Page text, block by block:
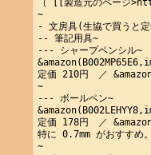
（ [[製造元のページ
~
- 文房具(生協で買うと定
-- 筆記用具~
--- シャープペンシル~
定価 210円　／
~
--- ボールペン~
定価 178円　／
特に 0.7mm がおすすめ
~